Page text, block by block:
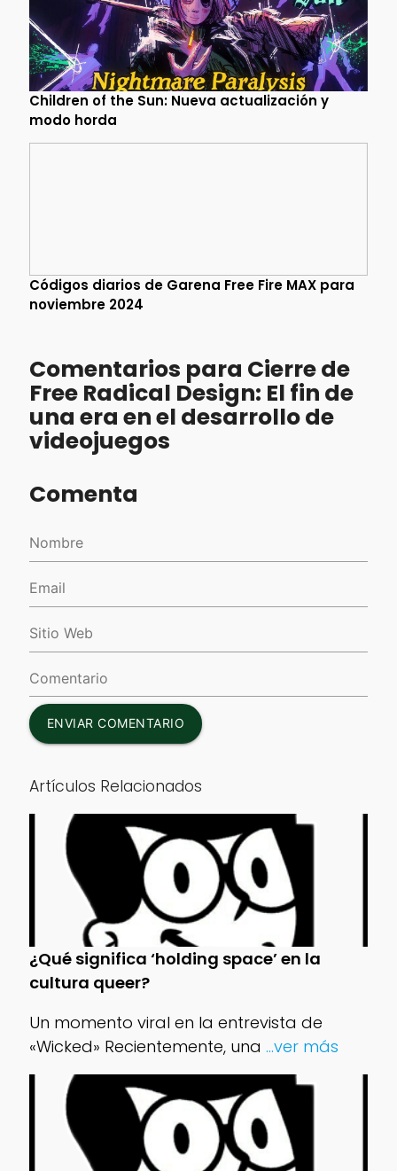
Children of the Sun: Nueva actualización y
modo horda
Códigos diarios de Garena Free Fire MAX para
noviembre 2024
Comentarios para Cierre de
Free Radical Design: El fin de
una era en el desarrollo de
videojuegos
Comenta
ENVIAR COMENTARIO
Artículos Relacionados
¿Qué significa ‘holding space’ en la
cultura queer?
Un momento viral en la entrevista de
«Wicked» Recientemente, una ...ver más